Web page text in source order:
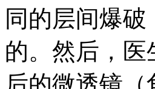
同的层间爆
的。然后，医